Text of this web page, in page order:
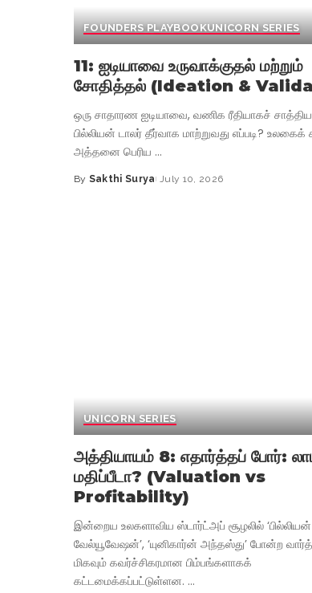
FOUNDERS PLAYBOOKUNICORN SERIES
11: ஐடியாவை உருவாக்குதல் மற்றும்
சோதித்தல் (Ideation &
ஒரு சாதாரண ஐடியாவை, வணிக ரீதியாகச்
பில்லியன் டாலர் தீர்வாக மாற்றுவது எப்படி? உலகைக்
அத்தனை பெரிய ...
Posted
By Sakthi Surya July 10, 2026
UNICORN SERIES
அத்தியாயம் 8: எதார்த்தப் போர்:
மதிப்பீடா? (Valuation vs
Profitability)
இன்றைய உலகளாவிய ஸ்டார்ட்அப் சூழலில் ‘பில்லியன்
வேல்யூவேஷன்’, ‘யுனிகார்ன் அந்தஸ்து’ போன்ற
மிகவும் கவர்ச்சிகரமான பிம்பங்களாகக்
கட்டமைக்கப்பட்டுள்ளன. ...